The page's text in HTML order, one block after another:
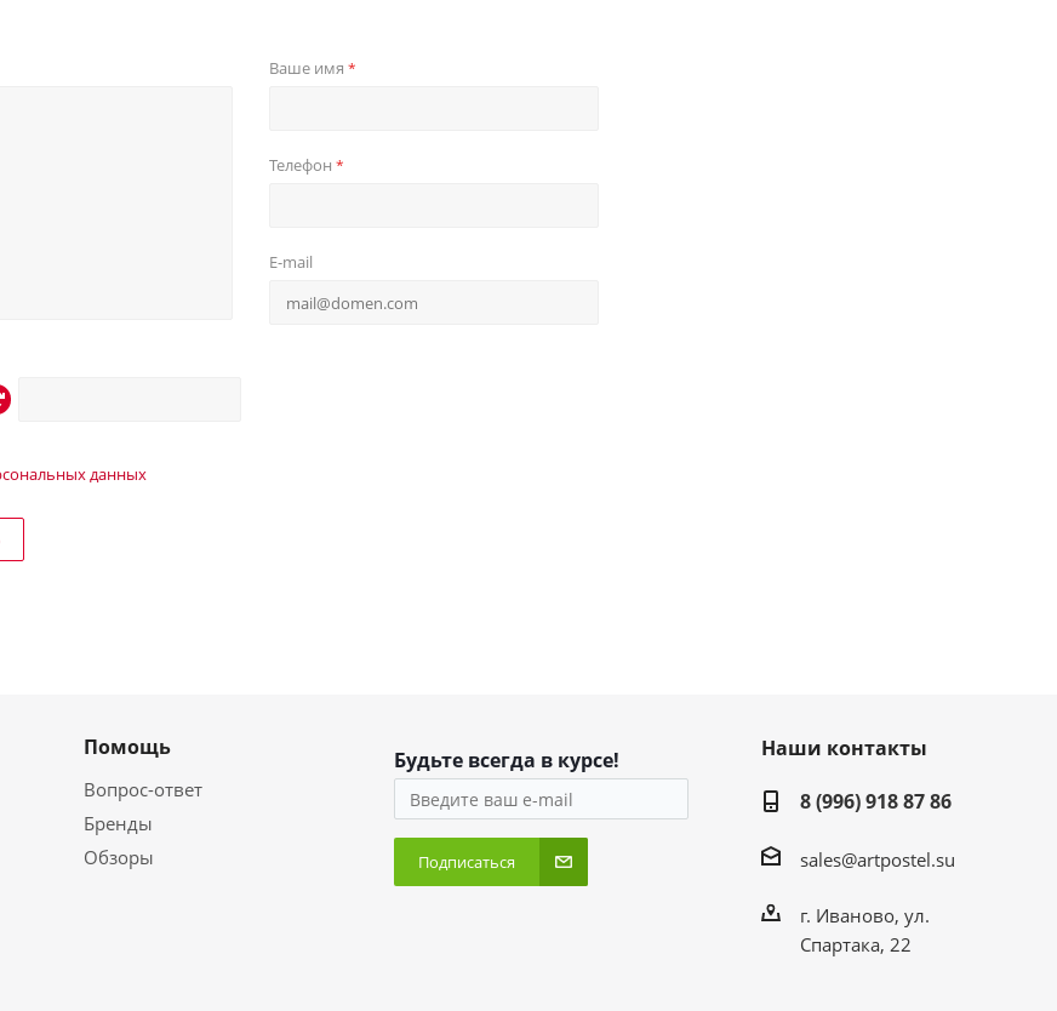
Ваше имя *
Телефон *
E-mail
данных
Помощь
Вопрос-ответ
Бренды
Обзоры
Будьте всегда в курсе!
Подписаться
Наши контакты
8 (996) 918 87 86
sales@artpostel.su
г. Иваново, ул.
Спартака, 22